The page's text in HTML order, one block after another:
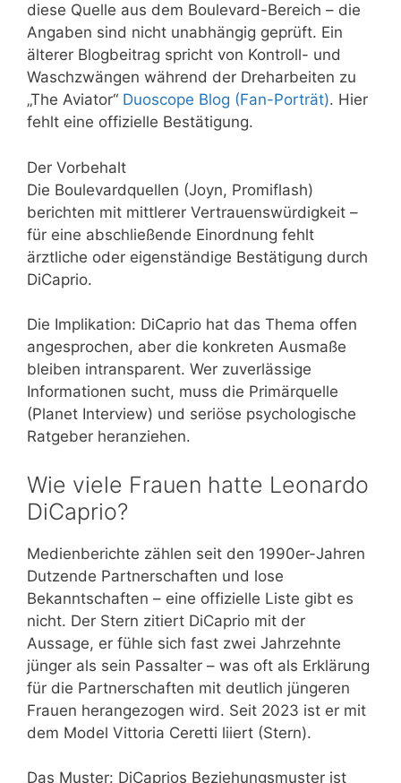
diese Quelle aus dem Boulevard-Bereich – die
Angaben sind nicht unabhängig geprüft. Ein
älterer Blogbeitrag spricht von Kontroll- und
Waschzwängen während der Dreharbeiten zu
„The Aviator“ Duoscope Blog (Fan-Porträt). Hier
fehlt eine offizielle Bestätigung.
Der Vorbehalt
Die Boulevardquellen (Joyn, Promiflash)
berichten mit mittlerer Vertrauenswürdigkeit –
für eine abschließende Einordnung fehlt
ärztliche oder eigenständige Bestätigung durch
DiCaprio.
Die Implikation: DiCaprio hat das Thema offen
angesprochen, aber die konkreten Ausmaße
bleiben intransparent. Wer zuverlässige
Informationen sucht, muss die Primärquelle
(Planet Interview) und seriöse psychologische
Ratgeber heranziehen.
Wie viele Frauen hatte Leonardo
DiCaprio?
Medienberichte zählen seit den 1990er-Jahren
Dutzende Partnerschaften und lose
Bekanntschaften – eine offizielle Liste gibt es
nicht. Der Stern zitiert DiCaprio mit der
Aussage, er fühle sich fast zwei Jahrzehnte
jünger als sein Passalter – was oft als Erklärung
für die Partnerschaften mit deutlich jüngeren
Frauen herangezogen wird. Seit 2023 ist er mit
dem Model Vittoria Ceretti liiert (Stern).
Das Muster: DiCaprios Beziehungsmuster ist